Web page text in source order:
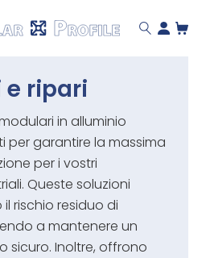
Modular
e ripari
in alluminio
per garantire la massima
per i vostri
Queste soluzioni
rischio residuo di
a mantenere un
sicuro. Inoltre, offrono